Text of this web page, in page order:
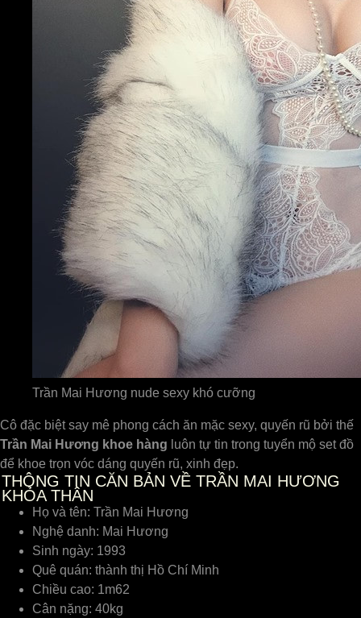
Trần Mai Hương nude sexy khó cưỡng
Cô đặc biệt say mê phong cách ăn mặc sexy, quyến rũ bởi thế
Trần Mai Hương khoe hàng luôn tự tin trong tuyển mộ set đồ
để khoe trọn vóc dáng quyến rũ, xinh đẹp.
THÔNG TIN CĂN BẢN VỀ TRẦN MAI HƯƠNG
KHỎA THÂN
Họ và tên: Trần Mai Hương
Nghệ danh: Mai Hương
Sinh ngày: 1993
Quê quán: thành thị Hồ Chí Minh
Chiều cao: 1m62
Cân nặng: 40kg